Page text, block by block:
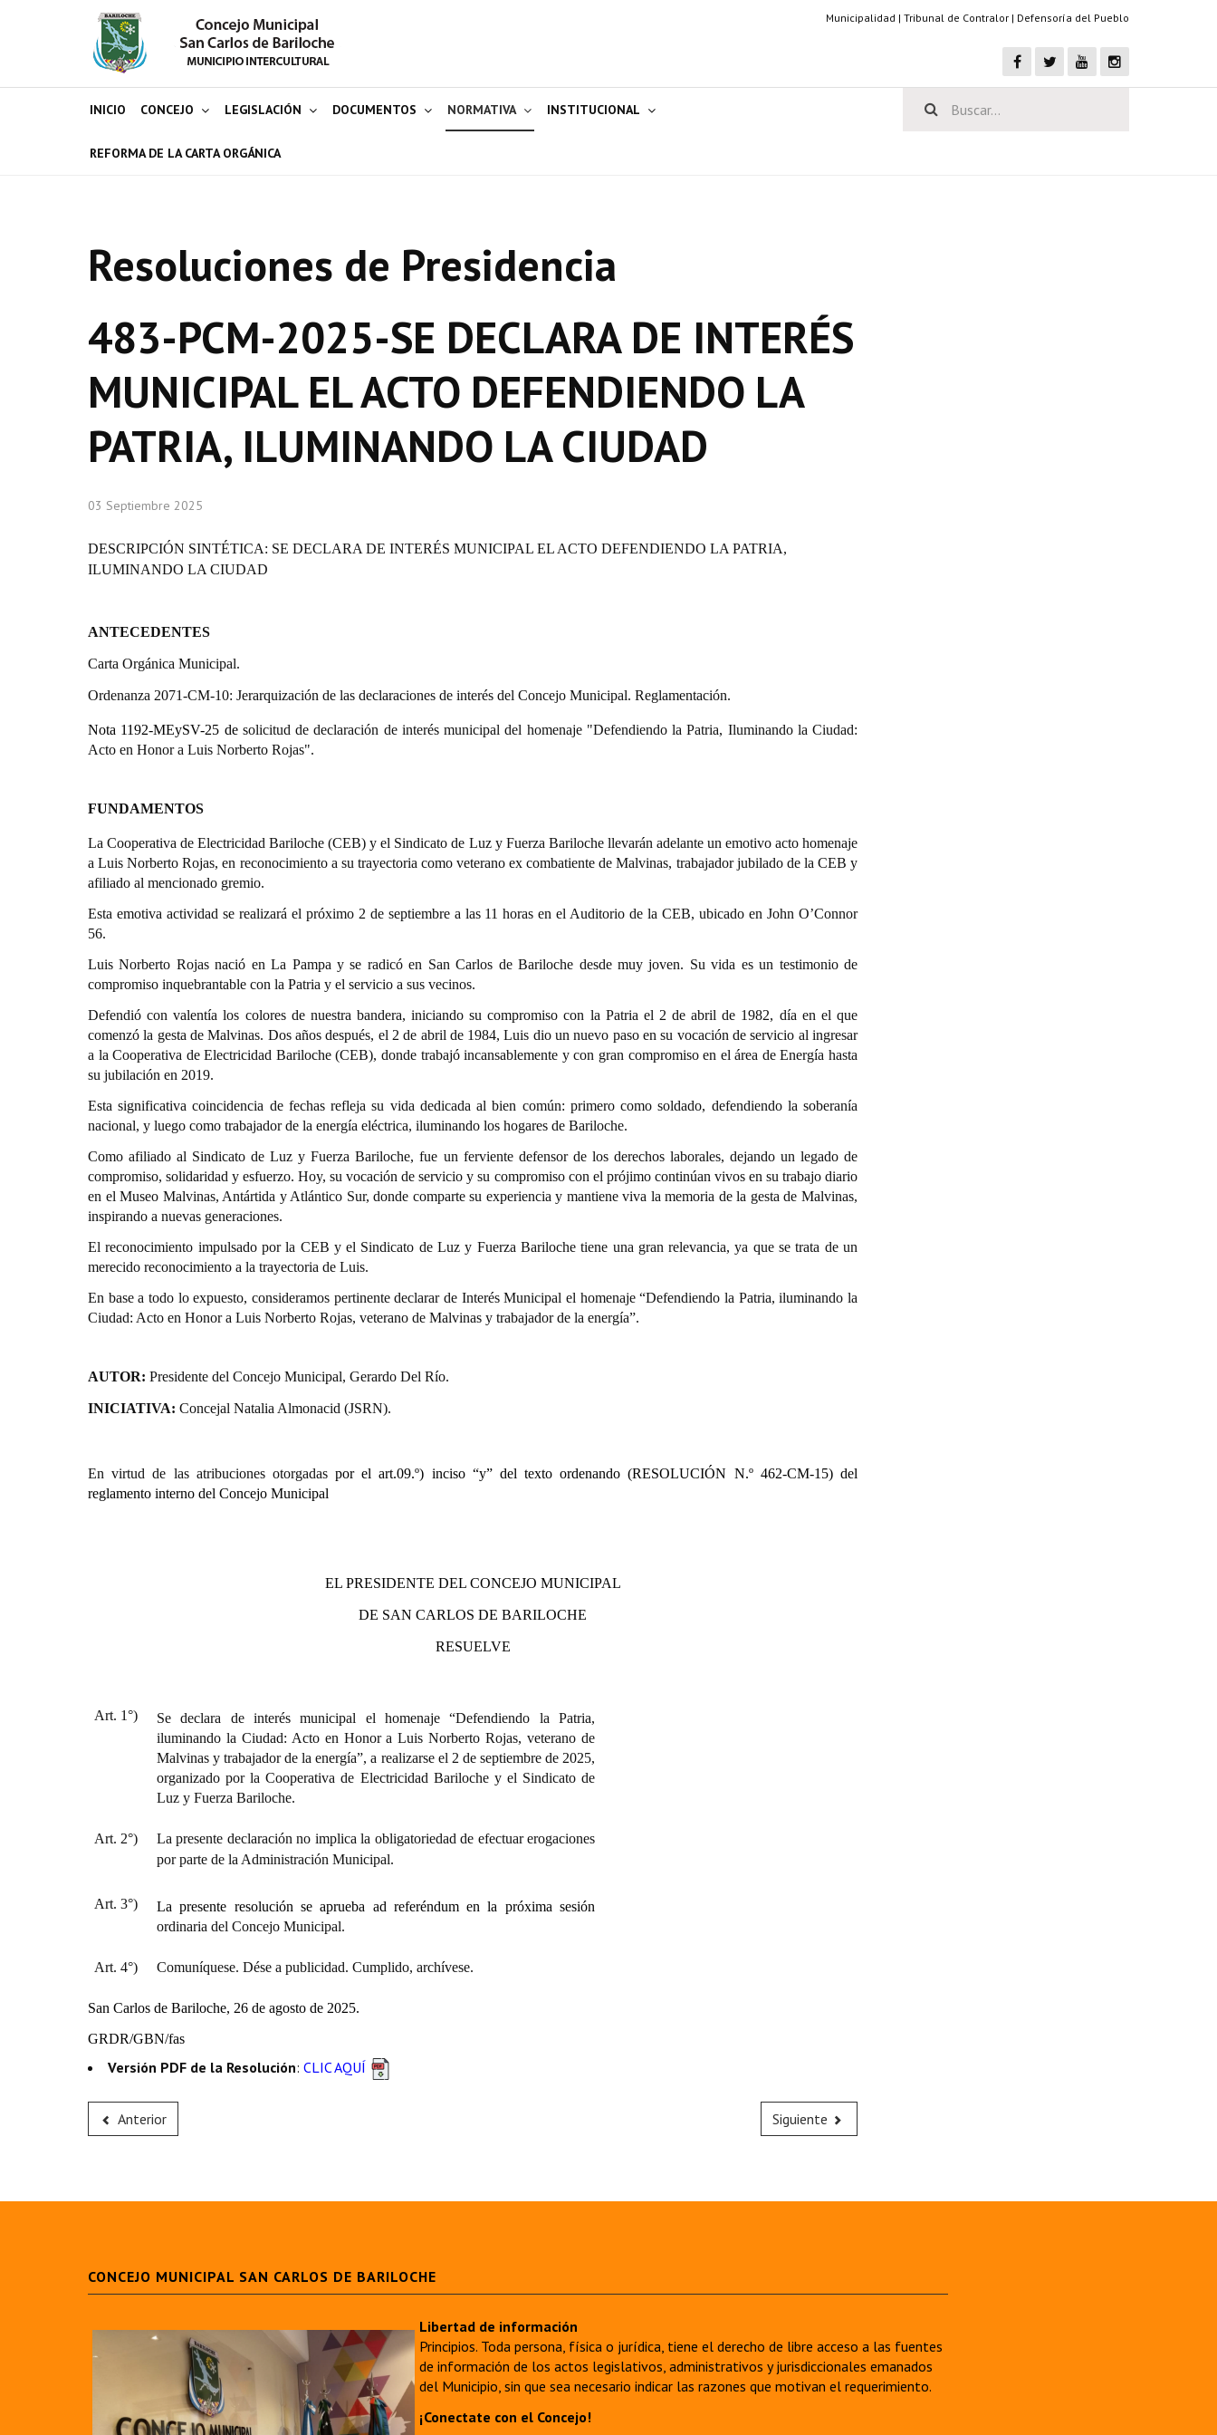
Municipalidad | Tribunal de Contralor | Defensoría del Pueblo
INICIO CONCEJO LEGISLACIÓN DOCUMENTOS NORMATIVA INSTITUCIONAL
REFORMA DE LA CARTA ORGÁNICA
Resoluciones de Presidencia
483-PCM-2025-SE DECLARA DE INTERÉS
MUNICIPAL EL ACTO DEFENDIENDO LA
PATRIA, ILUMINANDO LA CIUDAD
03 Septiembre 2025
DESCRIPCIÓN SINTÉTICA: SE DECLARA DE INTERÉS MUNICIPAL EL ACTO DEFENDIENDO LA PATRIA,
ILUMINANDO LA CIUDAD
ANTECEDENTES
Carta Orgánica Municipal.
Ordenanza 2071-CM-10: Jerarquización de las declaraciones de interés del Concejo Municipal. Reglamentación.
Nota 1192-MEySV-25 de solicitud de declaración de interés municipal del homenaje "Defendiendo la Patria, Iluminando la Ciudad:
Acto en Honor a Luis Norberto Rojas".
FUNDAMENTOS
La Cooperativa de Electricidad Bariloche (CEB) y el Sindicato de Luz y Fuerza Bariloche llevarán adelante un emotivo acto homenaje
a Luis Norberto Rojas, en reconocimiento a su trayectoria como veterano ex combatiente de Malvinas, trabajador jubilado de la CEB y
afiliado al mencionado gremio.
Esta emotiva actividad se realizará el próximo 2 de septiembre a las 11 horas en el Auditorio de la CEB, ubicado en John O’Connor
56.
Luis Norberto Rojas nació en La Pampa y se radicó en San Carlos de Bariloche desde muy joven. Su vida es un testimonio de
compromiso inquebrantable con la Patria y el servicio a sus vecinos.
Defendió con valentía los colores de nuestra bandera, iniciando su compromiso con la Patria el 2 de abril de 1982, día en el que
comenzó la gesta de Malvinas. Dos años después, el 2 de abril de 1984, Luis dio un nuevo paso en su vocación de servicio al ingresar
a la Cooperativa de Electricidad Bariloche (CEB), donde trabajó incansablemente y con gran compromiso en el área de Energía hasta
su jubilación en 2019.
Esta significativa coincidencia de fechas refleja su vida dedicada al bien común: primero como soldado, defendiendo la soberanía
nacional, y luego como trabajador de la energía eléctrica, iluminando los hogares de Bariloche.
Como afiliado al Sindicato de Luz y Fuerza Bariloche, fue un ferviente defensor de los derechos laborales, dejando un legado de
compromiso, solidaridad y esfuerzo. Hoy, su vocación de servicio y su compromiso con el prójimo continúan vivos en su trabajo diario
en el Museo Malvinas, Antártida y Atlántico Sur, donde comparte su experiencia y mantiene viva la memoria de la gesta de Malvinas,
inspirando a nuevas generaciones.
El reconocimiento impulsado por la CEB y el Sindicato de Luz y Fuerza Bariloche tiene una gran relevancia, ya que se trata de un
merecido reconocimiento a la trayectoria de Luis.
En base a todo lo expuesto, consideramos pertinente declarar de Interés Municipal el homenaje “Defendiendo la Patria, iluminando la
Ciudad: Acto en Honor a Luis Norberto Rojas, veterano de Malvinas y trabajador de la energía”.
AUTOR: Presidente del Concejo Municipal, Gerardo Del Río.
INICIATIVA: Concejal Natalia Almonacid (JSRN).
En virtud de las atribuciones otorgadaspor el art.09.º) inciso “y” del texto ordenando (RESOLUCIÓN N.º 462-CM-15) del
reglamento interno del Concejo Municipal
EL PRESIDENTE DEL CONCEJO MUNICIPAL
DE SAN CARLOS DE BARILOCHE
RESUELVE
Art. 1°)
Se declara de interés municipal el homenaje “Defendiendo la Patria,
iluminando la Ciudad: Acto en Honor a Luis Norberto Rojas, veterano de
Malvinas y trabajador de la energía”, a realizarse el 2 de septiembre de 2025,
organizado por la Cooperativa de Electricidad Bariloche y el Sindicato de
Luz y Fuerza Bariloche.
Art. 2°)
La presente declaración no implica la obligatoriedad de efectuar erogaciones
por parte de la Administración Municipal.
Art. 3°)
La presente resolución se aprueba ad referéndum en la próxima sesión
ordinaria del Concejo Municipal.
Art. 4°) Comuníquese. Dése a publicidad. Cumplido, archívese.
San Carlos de Bariloche, 26 de agosto de 2025.
GRDR/GBN/fas
Versión PDF de la Resolución: CLIC AQUÍ
Anterior Siguiente
CONCEJO MUNICIPAL SAN CARLOS DE BARILOCHE
Libertad de información
Principios. Toda persona, física o jurídica, tiene el derecho de libre acceso a las fuentes
de información de los actos legislativos, administrativos y jurisdiccionales emanados
del Municipio, sin que sea necesario indicar las razones que motivan el requerimiento.
¡Conectate con el Concejo!